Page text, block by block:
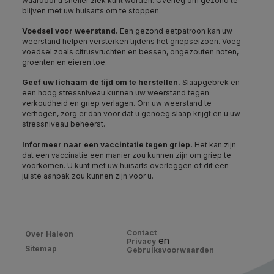
blijven met uw huisarts om te stoppen.
Voedsel voor weerstand. Een gezond eetpatroon kan uw
weerstand helpen versterken tijdens het griepseizoen. Voeg
voedsel zoals citrusvruchten en bessen, ongezouten noten,
groenten en eieren toe.
Geef uw lichaam de tijd om te herstellen. Slaapgebrek en
een hoog stressniveau kunnen uw weerstand tegen
verkoudheid en griep verlagen. Om uw weerstand te
verhogen, zorg er dan voor dat u genoeg slaap krijgt en u uw
stressniveau beheerst.
Informeer naar een vaccintatie tegen griep. Het kan zijn
dat een vaccinatie een manier zou kunnen zijn om griep te
voorkomen. U kunt met uw huisarts overleggen of dit een
juiste aanpak zou kunnen zijn voor u.
Over Haleon
Sitemap
Contact
Privacyen
Gebruiksvoorwaarden